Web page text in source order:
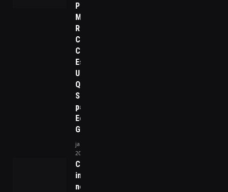
Preparando
Medidas de
Retaliação
Comercial
Contra os
Estados
Unidos e o
Que Isso
Significa
para a
Economia
Global
janeiro 19,
2026
Cidades
inteligentes
no Brasil: